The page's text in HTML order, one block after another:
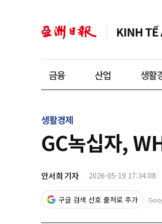
금융 산업 생활
생활경제
GC녹십자,
안서희 기자 2026-05-19 17:34:08
구글 검색 선호 출처로 추가